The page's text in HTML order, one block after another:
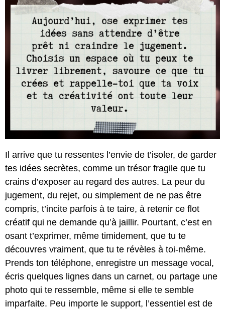
Il arrive que tu ressentes l’envie de t’isoler, de garder
tes idées secrètes, comme un trésor fragile que tu
crains d’exposer au regard des autres. La peur du
jugement, du rejet, ou simplement de ne pas être
compris, t’incite parfois à te taire, à retenir ce flot
créatif qui ne demande qu’à jaillir. Pourtant, c’est en
osant t’exprimer, même timidement, que tu te
découvres vraiment, que tu te révèles à toi-même.
Prends ton téléphone, enregistre un message vocal,
écris quelques lignes dans un carnet, ou partage une
photo qui te ressemble, même si elle te semble
imparfaite. Peu importe le support, l’essentiel est de